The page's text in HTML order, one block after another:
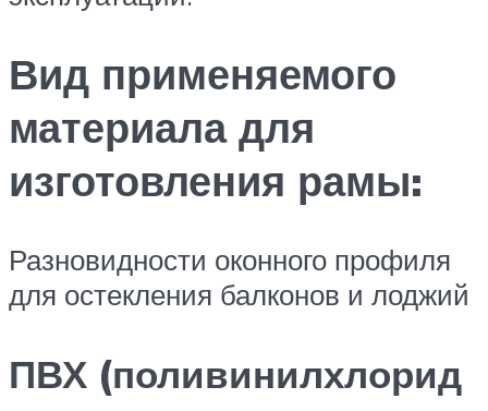
Вид применяемого
материала для
изготовления рамы:
Разновидности оконного профиля
для остекления балконов и лоджий
ПВХ (поливинилхлорид